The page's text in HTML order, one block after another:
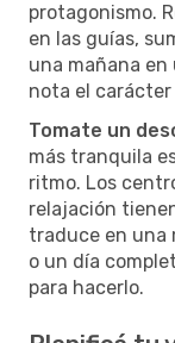
protagonismo.
en las guías,
una mañana en
nota el
Tomate un
más tranquila
ritmo. Los
relajación
traduce en una
o un día
para hacerlo.